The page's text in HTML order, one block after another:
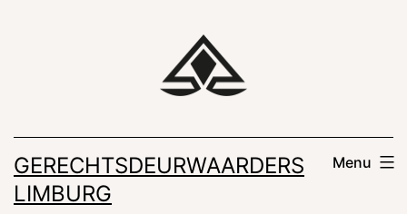
GERECHTSDEURWAARDERS
LIMBURG
Menu